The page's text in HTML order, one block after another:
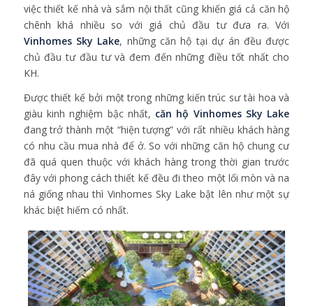
việc thiết kế nhà và sắm nội thất cũng khiến giá cả căn hộ
chênh khá nhiều so với giá chủ đầu tư đưa ra. Với
Vinhomes Sky Lake, những căn hộ tại dự án đều được
chủ đầu tư đầu tư và đem đến những điều tốt nhất cho
KH.
Được thiết kế bởi một trong những kiến trúc sư tài hoa và
giàu kinh nghiệm bậc nhất, căn hộ Vinhomes Sky Lake
đang trở thành một “hiện tượng” với rất nhiều khách hàng
có nhu cầu mua nhà để ở. So với những căn hộ chung cư
đã quá quen thuộc với khách hàng trong thời gian trước
đây với phong cách thiết kế đều đi theo một lối mòn và na
ná giống nhau thì Vinhomes Sky Lake bật lên như một sự
khác biệt hiếm có nhất.